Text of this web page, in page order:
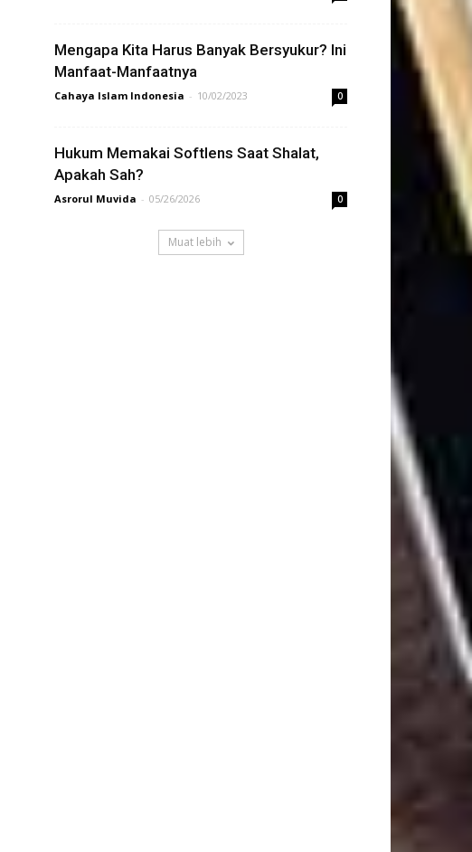
Mengapa Kita Harus Banyak Bersyukur? Ini
Manfaat-Manfaatnya
Cahaya Islam Indonesia - 10/02/2023 0
Hukum Memakai Softlens Saat Shalat,
Apakah Sah?
Asrorul Muvida - 05/26/2026 0
Muat lebih